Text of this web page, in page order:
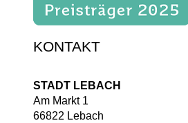
KONTAKT
STADT LEBACH
Am Markt 1
66822 Lebach